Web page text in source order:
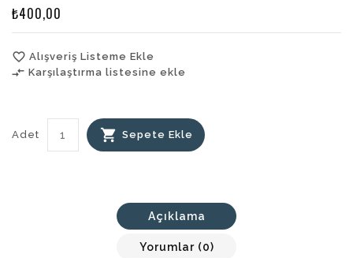
₺400,00
favorite_border Alışveriş Listeme Ekle
compare_arrows Karşılaştırma listesine ekle
Adet Sepete Ekle
Açıklama
Yorumlar (0)